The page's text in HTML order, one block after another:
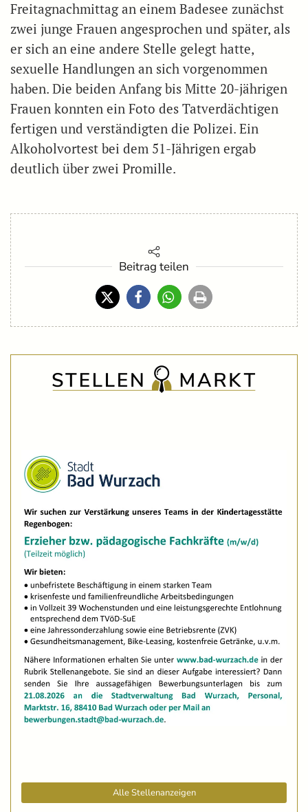
Freitagnachmittag an einem Badesee zunächst
zwei junge Frauen angesprochen und später, als
er sich an eine andere Stelle gelegt hatte,
sexuelle Handlungen an sich vorgenommen
haben. Die beiden Anfang bis Mitte 20-jährigen
Frauen konnten ein Foto des Tatverdächtigen
fertigen und verständigten die Polizei. Ein
Alkoholvortest bei dem 51-Jährigen ergab
deutlich über zwei Promille.
Beitrag teilen
Alle Stellenanzeigen